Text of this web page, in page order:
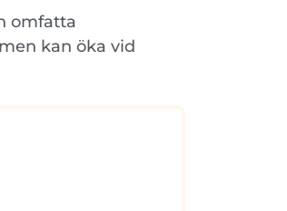
omfatta
kan öka vid